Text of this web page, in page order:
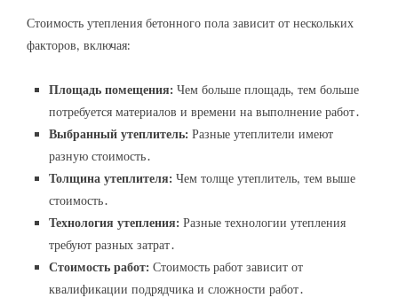
Стоимость утепления бетонного пола зависит от нескольких
факторов‚ включая:
Площадь помещения: Чем больше площадь‚ тем больше
потребуется материалов и времени на выполнение работ․
Выбранный утеплитель: Разные утеплители имеют
разную стоимость․
Толщина утеплителя: Чем толще утеплитель‚ тем выше
стоимость․
Технология утепления: Разные технологии утепления
требуют разных затрат․
Стоимость работ: Стоимость работ зависит от
квалификации подрядчика и сложности работ․